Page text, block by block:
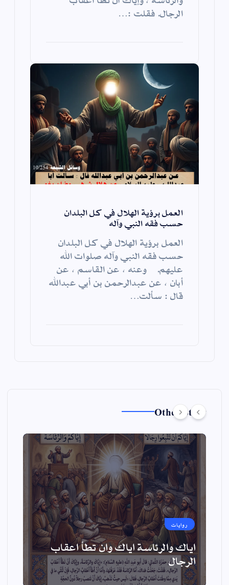
الرجال. فقلت :…
العمل برؤية الهلال في كل البلدان
حسب فقه النبي وآله
العمل برؤية الهلال في كل البلدان
حسب فقه النبي وآله صلوات الله
عليهم. وعنه ، عن القاسم ، عن
أبان ، عن عبدالرحمن بن أبي عبدالله
قال : سألت…
Other Story
روايات
اياك والرئاسة اياك وان تطأ اعقاب
الرجال